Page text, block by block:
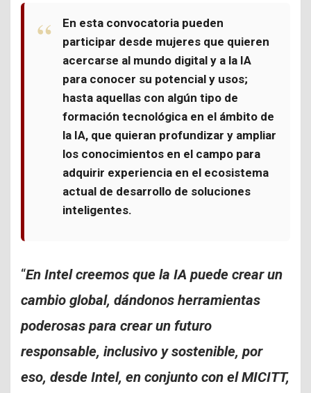
En esta convocatoria pueden
participar desde mujeres que quieren
acercarse al mundo digital y a la IA
para conocer su potencial y usos;
hasta aquellas con algún tipo de
formación tecnológica en el ámbito de
la IA, que quieran profundizar y ampliar
los conocimientos en el campo para
adquirir experiencia en el ecosistema
actual de desarrollo de soluciones
inteligentes.
“En Intel creemos que la IA puede crear un
cambio global, dándonos herramientas
poderosas para crear un futuro
responsable, inclusivo y sostenible, por
eso, desde Intel, en conjunto con el MICITT,